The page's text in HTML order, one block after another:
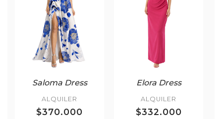
Saloma Dress
ALQUILER
$370.000
Elora Dress
ALQUILER
$332.000